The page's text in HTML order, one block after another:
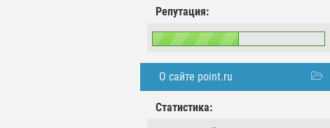
Репутация:
О сайте point.ru
Статистика: